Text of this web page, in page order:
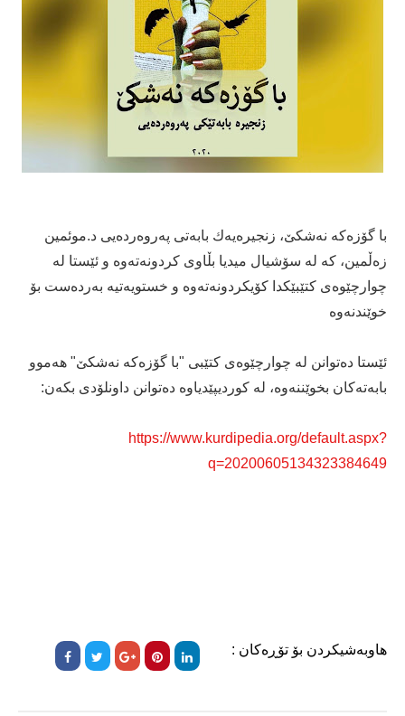
با گۆزەكە نەشكێ، زنجیرەیەك بابەتی پەروەردەیی د.موئمین
زەڵمین، كە لە سۆشیال میدیا بڵاوی كردونەتەوە و ئێستا لە
چوارچێوەی كتێبێكدا كۆیكردونەتەوە و خستویەتیە بەردەست بۆ
خوێندنەوە
ئێستا دەتوانن لە چوارچێوەی کتێبی "با گۆزەکە نەشکێ" هەموو
بابەتەکان بخوێننەوە، لە کوردیپێدیاوە دەتوانن داونلۆدی بکەن:
https://www.kurdipedia.org/default.aspx?
q=20200605134323384649
هاوبەشیکردن بۆ تۆڕەکان :